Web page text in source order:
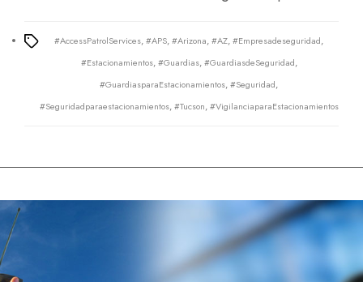
Tags
#AccessPatrolServices,#APS,#Arizona,#AZ,#Empresadeseguridad,
#Estacionamientos,#Guardias,#GuardiasdeSeguridad,
#GuardiasparaEstacionamientos,#Seguridad,
#Seguridadparaestacionamientos,#Tucson,#VigilanciaparaEstacionamientos